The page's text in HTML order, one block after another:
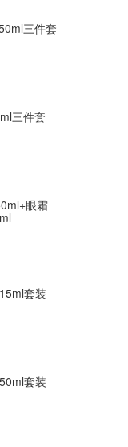
三件套
三件套
眼霜
套装
套装